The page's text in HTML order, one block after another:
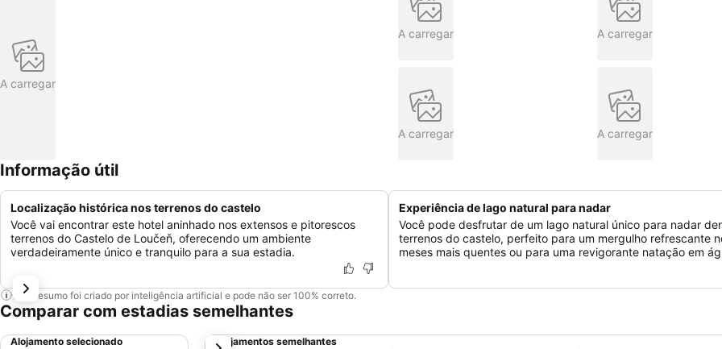
A carregar
A carregar A carregar
A carregar A carregar
Informação útil
Localização histórica nos terrenos do castelo
Você vai encontrar este hotel aninhado nos extensos e pitorescos
terrenos do Castelo de Loučeň, oferecendo um ambiente
verdadeiramente único e tranquilo para a sua estadia.
Experiência de lago natural para nadar
Você pode desfrutar de um lago natural único para nadar
terrenos do castelo, perfeito para um mergulho refrescante
meses mais quentes ou para uma revigorante natação em
Este resumo foi criado por inteligência artificial e pode não ser 100% correto.
Comparar com estadias semelhantes
Alojamento selecionado Alojamentos semelhantes
próximo